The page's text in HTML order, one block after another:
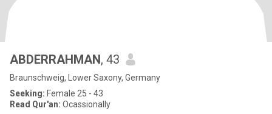
ABDERRAHMAN, 43
Braunschweig, Lower Saxony, Germany
Seeking: Female 25 - 43
Read Qur'an: Ocassionally